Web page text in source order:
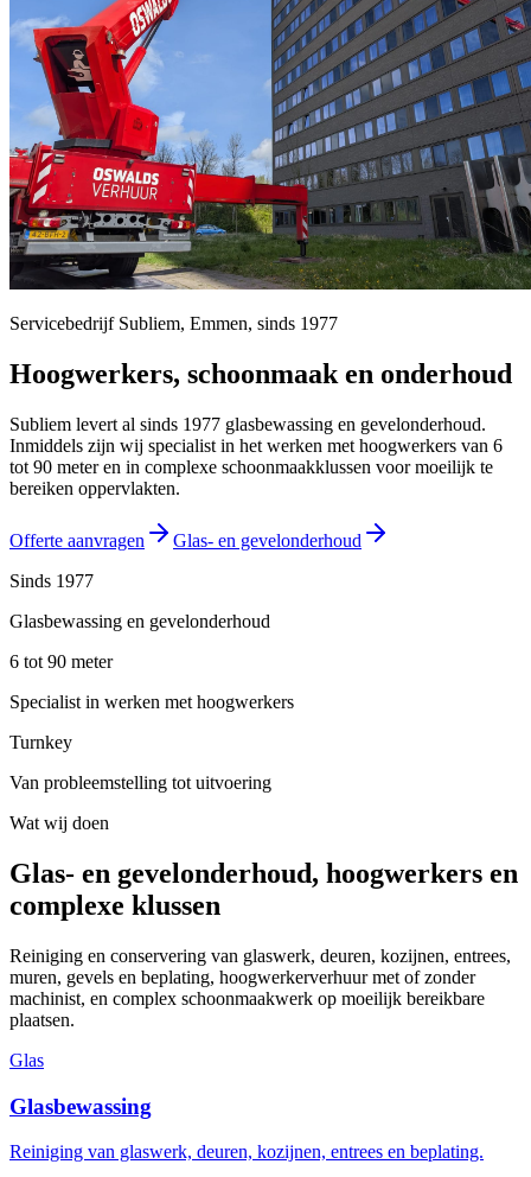
Servicebedrijf Subliem, Emmen, sinds 1977
Hoogwerkers, schoonmaak en onderhoud
Subliem levert al sinds 1977 glasbewassing en gevelonderhoud.
Inmiddels zijn wij specialist in het werken met hoogwerkers van 6
tot 90 meter en in complexe schoonmaakklussen voor moeilijk te
bereiken oppervlakten.
Offerte aanvragen
Glas- en gevelonderhoud
Sinds 1977
Glasbewassing en gevelonderhoud
6 tot 90 meter
Specialist in werken met hoogwerkers
Turnkey
Van probleemstelling tot uitvoering
Wat wij doen
Glas- en gevelonderhoud, hoogwerkers en
complexe klussen
Reiniging en conservering van glaswerk, deuren, kozijnen, entrees,
muren, gevels en beplating, hoogwerkerverhuur met of zonder
machinist, en complex schoonmaakwerk op moeilijk bereikbare
plaatsen.
Glas
Glasbewassing
Reiniging van glaswerk, deuren, kozijnen, entrees en beplating.